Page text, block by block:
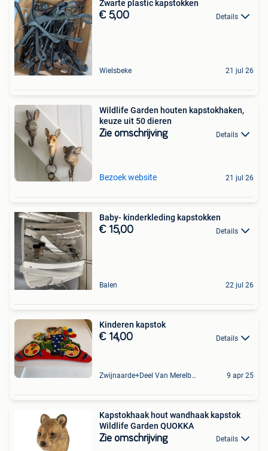
Zwarte plastic kapstokken
€ 5,00 Details
Wielsbeke 21 jul 26
Wildlife Garden houten kapstokhaken,
keuze uit 50 dieren
Zie omschrijving Details
Bezoek website 21 jul 26
Baby- kinderkleding kapstokken
€ 15,00 Details
Balen 22 jul 26
Kinderen kapstok
€ 14,00 Details
Zwijnaarde+Deel Van Merelbeke 9 apr 25
Kapstokhaak hout wandhaak kapstok
Wildlife Garden QUOKKA
Zie omschrijving Details